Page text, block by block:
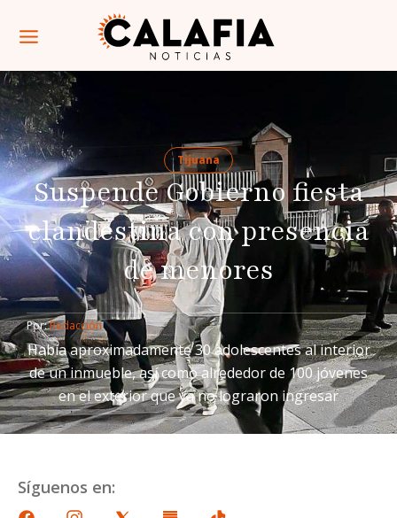
Tijuana
Suspende Gobierno fiesta
clandestina con presencia
de menores
Por: Redacción
Había aproximadamente 30 adolescentes al interior
de un inmueble, así como alrededor de 100 jóvenes
en el exterior que ya no lograron ingresar
Síguenos en: